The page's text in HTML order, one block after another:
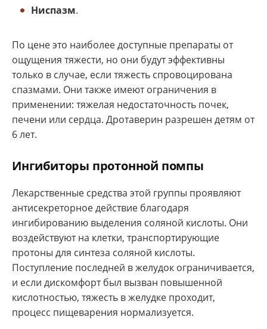
Ниспазм.
По цене это наиболее доступные препараты от
ощущения тяжести, но они будут эффективны
только в случае, если тяжесть спровоцирована
спазмами. Они также имеют ограничения в
применении: тяжелая недостаточность почек,
печени или сердца. Дротаверин разрешен детям от
6 лет.
Ингибиторы протонной помпы
Лекарственные средства этой группы проявляют
антисекреторное действие благодаря
ингибированию выделения соляной кислоты. Они
воздействуют на клетки, транспортирующие
протоны для синтеза соляной кислоты.
Поступление последней в желудок ограничивается,
и если дискомфорт был вызван повышенной
кислотностью, тяжесть в желудке проходит,
процесс пищеварения нормализуется.